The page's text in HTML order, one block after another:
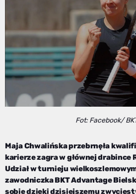
Fot: Facebook/
Maja Chwalińska przebrnęła
karierze zagra w głównej drabince
Udział w turnieju
zawodniczka BKT Advantage
sobie dzięki dzisiejszemu